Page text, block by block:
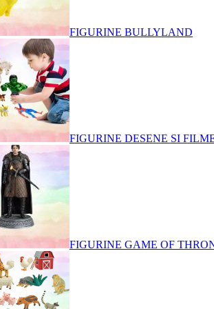
FIGURINE BULLYLAND
FIGURINE DESENE SI
FIGURINE GAME OF